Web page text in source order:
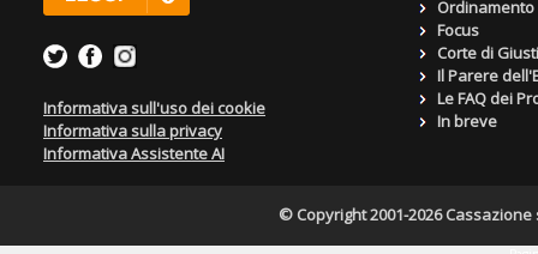
Informativa sull'uso dei cookie
Informativa sulla privacy
Informativa Assistente AI
Focus
Corte di
Il Parere
Le FAQ dei
In breve
© Copyright 2001-2026 Cassazione